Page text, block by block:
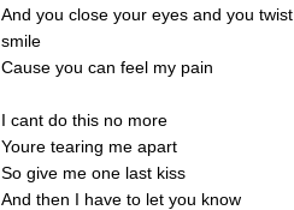
And you close your eyes and you twist
smile
Cause you can feel my pain
I cant do this no more
Youre tearing me apart
So give me one last kiss
And then I have to let you know